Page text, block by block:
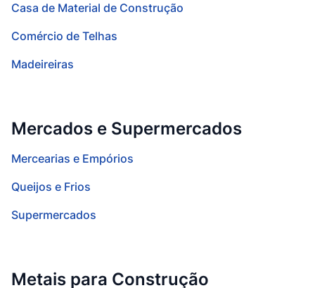
Casa de Material de Construção
Comércio de Telhas
Madeireiras
Mercados e Supermercados
Mercearias e Empórios
Queijos e Frios
Supermercados
Metais para Construção